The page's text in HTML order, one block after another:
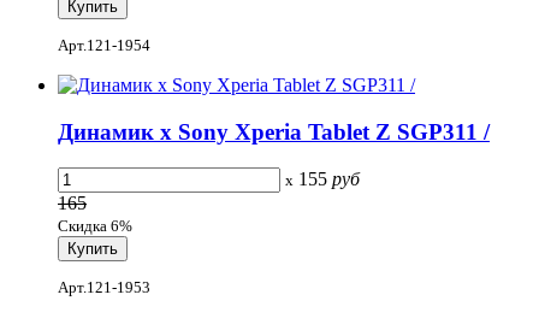
Арт.121-1954
Динамик x Sony Xperia Tablet Z SGP311 /
x 155 руб
165
Скидка 6%
Арт.121-1953